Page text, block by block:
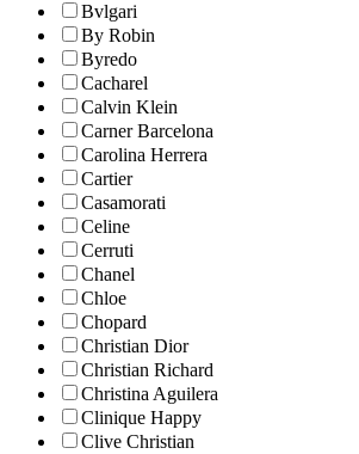
Bvlgari
By Robin
Byredo
Cacharel
Calvin Klein
Carner Barcelona
Carolina Herrera
Cartier
Casamorati
Celine
Cerruti
Chanel
Chloe
Chopard
Christian Dior
Christian Richard
Christina Aguilera
Clinique Happy
Clive Christian